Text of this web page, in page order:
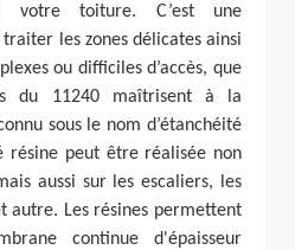
votre toiture. C’est une
les zones délicates ainsi
ou difficiles d’accès, que
du 11240 maîtrisent à la
sous le nom d’étanchéité
résine peut être réalisée non
aussi sur les escaliers, les
autre. Les résines permettent
continue d'épaisseur